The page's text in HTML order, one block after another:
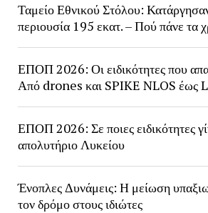
Ταμείο Εθνικού Στόλου:
περιουσία 195 εκατ. – Πού πάνε τα
ΕΠΟΠ 2026: Οι ειδικότητες που
Από drones και SPIKE NLOS έως
ΕΠΟΠ 2026: Σε ποιες ειδικότητες
απολυτήριο Λυκείου
Ένοπλες Δυνάμεις: Η μείωση
τον δρόμο στους ιδιώτες